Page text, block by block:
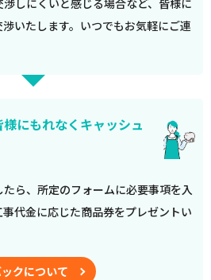
しにくいと感じる場合など、皆様に
いたします。いつでもお気軽にご連
にもれなくキャッシュ
ら、所定のフォームに必要事項を入
代金に応じた商品券をプレゼントい
クについて